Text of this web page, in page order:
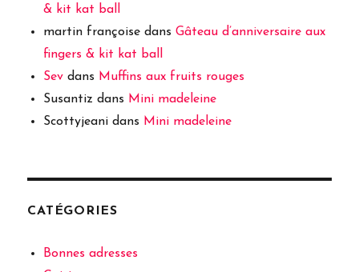
& kit kat ball
martin françoise dansGâteau d’anniversaire aux
fingers & kit kat ball
Sev dans Muffins aux fruits rouges
Susantiz dans Mini madeleine
Scottyjeani dans Mini madeleine
CATÉGORIES
Bonnes adresses